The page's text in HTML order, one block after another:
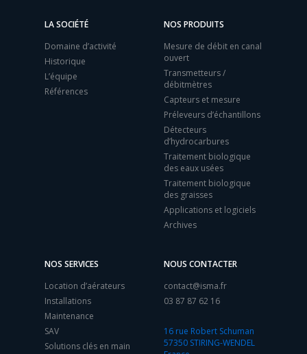
LA SOCIÉTÉ
Domaine d’activité
Historique
L’équipe
Références
NOS PRODUITS
Mesure de débit en canal
ouvert
Transmetteurs /
débitmètres
Capteurs et mesure
Préleveurs d’échantillons
Détecteurs
d’hydrocarbures
Traitement biologique
des eaux usées
Traitement biologique
des graisses
Applications et logiciels
Archives
NOS SERVICES
Location d’aérateurs
Installations
Maintenance
SAV
Solutions clés en main
NOUS CONTACTER
contact@isma.fr
03 87 87 62 16
16 rue Robert Schuman
57350 STIRING-WENDEL